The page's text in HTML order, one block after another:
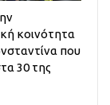
κοινότητα
που
30 της